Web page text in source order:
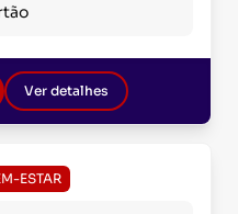
Ver detalhes
ESTAR